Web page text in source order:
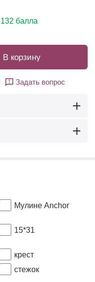
132 балла
В корзину
Задать вопрос
Мулине Anсhor
15*31
крест
стежок